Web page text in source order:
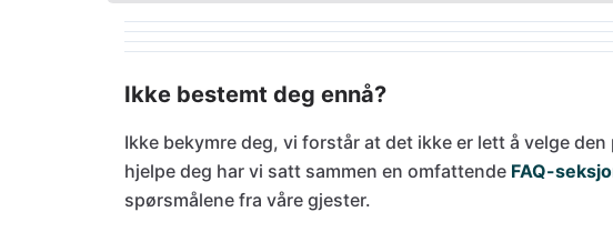
Ikke bestemt deg ennå?
Ikke bekymre deg, vi forstår at det ikke er lett å velge
hjelpe deg har vi satt sammen en omfattende FAQ-
spørsmålene fra våre gjester.